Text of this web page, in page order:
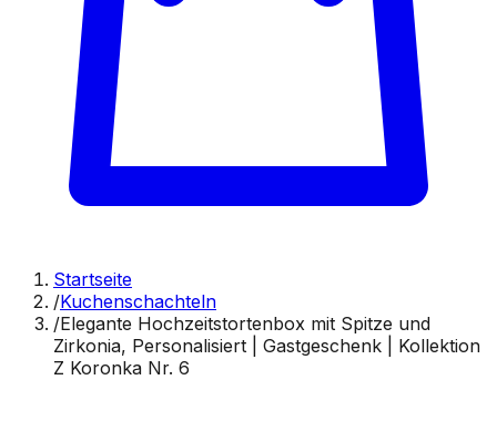
Startseite
/Kuchenschachteln
/Elegante Hochzeitstortenbox mit Spitze und
Zirkonia, Personalisiert | Gastgeschenk | Kollektion
Z Koronka Nr. 6